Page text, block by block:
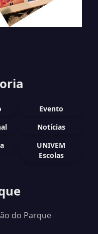
Evento
Notícias
UNIVEM
Escolas
do Parque